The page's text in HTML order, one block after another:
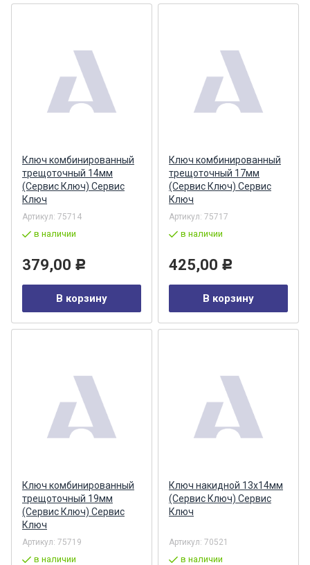
Ключ комбинированный
трещоточный 14мм
(Сервис Ключ) Сервис
Ключ
Артикул: 75714
в наличии
379,00 Р
В корзину
Ключ комбинированный
трещоточный 17мм
(Сервис Ключ) Сервис
Ключ
Артикул: 75717
в наличии
425,00 Р
В корзину
Ключ комбинированный
трещоточный 19мм
(Сервис Ключ) Сервис
Ключ
Артикул: 75719
в наличии
Ключ накидной 13х14мм
(Сервис Ключ) Сервис
Ключ
Артикул: 70521
в наличии